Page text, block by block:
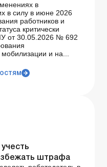
в
в силу в июне 2026
работников и
критически
от 30.05.2026 № 692
и на...
штрафа